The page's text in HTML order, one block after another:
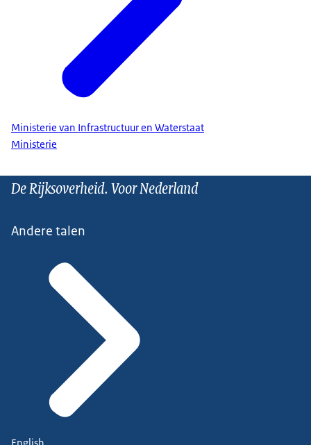
Ministerie van Infrastructuur en Waterstaat
Ministerie
De Rijksoverheid. Voor Nederland
Andere talen